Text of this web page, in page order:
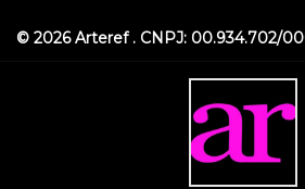
© 2026 Arteref . CNPJ: 00.934.702/